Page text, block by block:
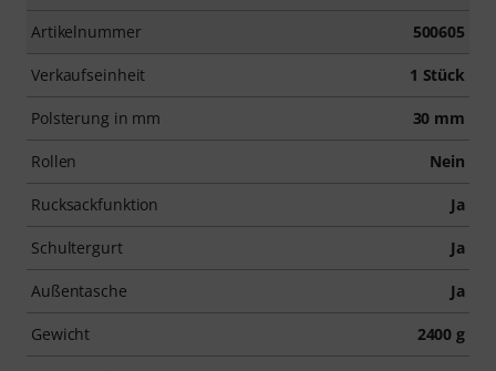
Artikelnummer 500605
Verkaufseinheit 1 Stück
Polsterung in mm 30 mm
Rollen Nein
Rucksackfunktion Ja
Schultergurt Ja
Außentasche Ja
Gewicht 2400 g